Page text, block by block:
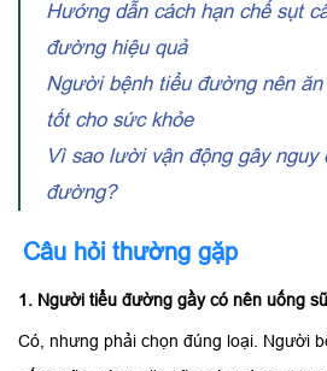
Hướng dẫn cách hạn chế sụt
đường hiệu quả
Người bệnh tiểu đường nên
tốt cho sức khỏe
Vì sao lười vận động gây nguy
đường?
Câu hỏi thường gặp
1. Người tiểu đường gầy có nên uống
Có, nhưng phải chọn đúng loại. Người